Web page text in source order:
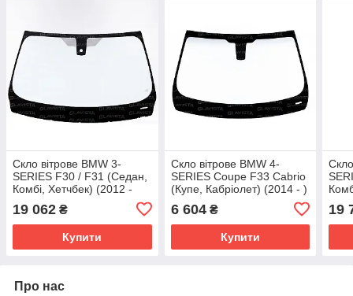
Скло вітрове BMW 3-
SERIES F30 / F31 (Седан,
Комбі, Хетчбек) (2012 -
2019) Guardian (Іспанія)
19 062 ₴
Купити
Скло вітрове BMW 4-
SERIES Coupe F33 Cabrio
(Купе, Кабріолет) (2014 - )
6 604₴
Купити
19
Про нас